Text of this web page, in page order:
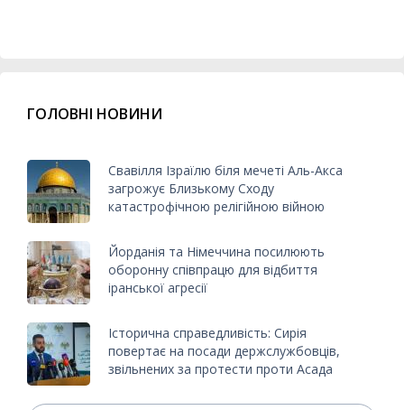
ГОЛОВНІ НОВИНИ
Свавілля Ізраїлю біля мечеті Аль-Акса
загрожує Близькому Сходу
катастрофічною релігійною війною
Йорданія та Німеччина посилюють
оборонну співпрацю для відбиття
іранської агресії
Історична справедливість: Сирія
повертає на посади держслужбовців,
звільнених за протести проти Асада